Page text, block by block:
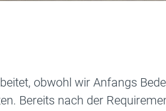
obwohl wir Anfangs
Bereits nach der